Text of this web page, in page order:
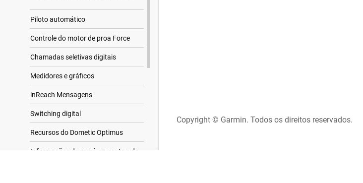
Piloto automático
Controle do motor de proa Force
Chamadas seletivas digitais
Medidores e gráficos
inReach Mensagens
Switching digital
Recursos do Dometic Optimus
Informações de maré, corrente e do
Copyright © Garmin. Todos os direitos reservados.